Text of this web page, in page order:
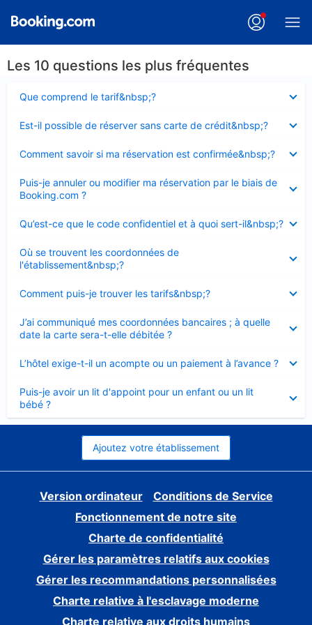
Les 10 questions les plus fréquentes
Que comprend le tarif&nbsp;?
fermé
Est-il possible de réserver sans carte de crédit&nbsp;?
fermé
Comment savoir si ma réservation est confirmée&nbsp;?
fermé
Puis-je annuler ou modifier ma réservation par le biais de
Booking.com ?
fermé
Qu’est-ce que le code confidentiel et à quoi sert-il&nbsp;?
fermé
Où se trouvent les coordonnées de
l'établissement&nbsp;?
fermé
Comment puis-je trouver les tarifs&nbsp;?
fermé
J’ai communiqué mes coordonnées bancaires ; à quelle
date la carte sera-t-elle débitée ?
fermé
L’hôtel exige-t-il un acompte ou un paiement à l’avance ?
fermé
Puis-je avoir un lit d'appoint pour un enfant ou un lit
bébé ?
fermé
Ajoutez votre établissement
Version ordinateur
Conditions de Service
Fonctionnement de notre site
Charte de confidentialité
Gérer les paramètres relatifs aux cookies
Gérer les recommandations personnalisées
Charte relative à l'esclavage moderne
Charte relative aux droits humains